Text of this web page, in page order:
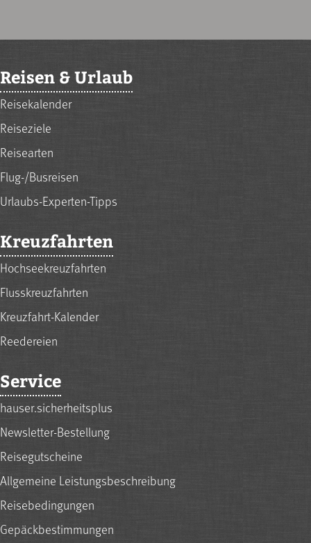
Reisen & Urlaub
Reisekalender
Reiseziele
Reisearten
Flug-/Busreisen
Urlaubs-Experten-Tipps
Kreuzfahrten
Hochseekreuzfahrten
Flusskreuzfahrten
Kreuzfahrt-Kalender
Reedereien
Service
hauser.sicherheitsplus
Newsletter-Bestellung
Reisegutscheine
Allgemeine Leistungsbeschreibung
Reisebedingungen
Gepäckbestimmungen